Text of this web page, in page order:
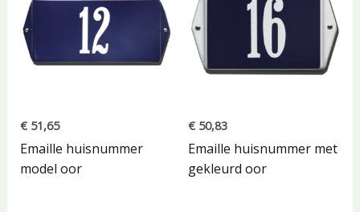
€51,65
Emaille huisnummer
model oor
€ 50,83
Emaille huisnummer met
gekleurd oor